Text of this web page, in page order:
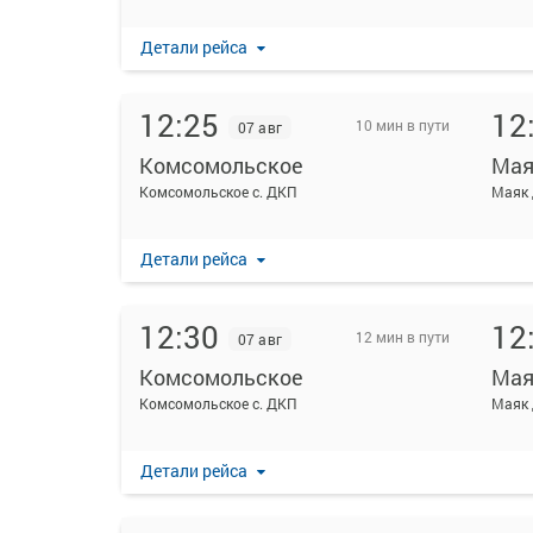
Детали рейса
12:25 07 авг 10 мин в пути
Комсомольское
Комсомольское с. ДКП Маяк
Детали рейса
12:30 07 авг 12 мин в пути
Комсомольское
Комсомольское с. ДКП Маяк
Детали рейса